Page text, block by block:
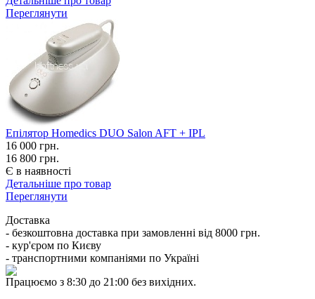
Переглянути
Епілятор Hоmedics DUO Salоn AFT + IPL
16 000 грн.
16 800 грн.
Є в наявності
Детальніше про товар
Переглянути
Доставка
- безкоштовна доставка при замовленні від 8000 грн.
- кур'єром по Києву
- транспортними компаніями по Україні
Працюємо з 8:30 до 21:00 без вихідних.